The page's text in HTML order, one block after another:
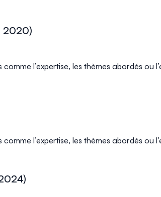
2020)
l’expertise, les thèmes abordés ou
l’expertise, les thèmes abordés ou